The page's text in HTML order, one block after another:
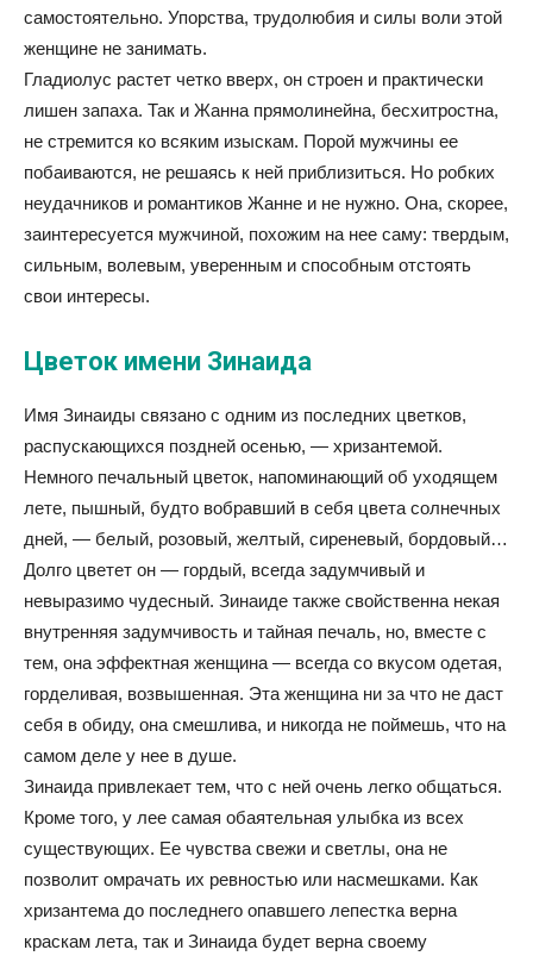
самостоятельно. Упорства, трудолюбия и силы воли этой
женщине не занимать.
Гладиолус растет четко вверх, он строен и практически
лишен запаха. Так и Жанна прямолинейна, бесхитростна,
не стремится ко всяким изыскам. Порой мужчины ее
побаиваются, не решаясь к ней приблизиться. Но робких
неудачников и романтиков Жанне и не нужно. Она, скорее,
заинтересуется мужчиной, похожим на нее саму: твердым,
сильным, волевым, уверенным и способным отстоять
свои интересы.
Цветок имени Зинаида
Имя Зинаиды связано с одним из последних цветков,
распускающихся поздней осенью, — хризантемой.
Немного печальный цветок, напоминающий об уходящем
лете, пышный, будто вобравший в себя цвета солнечных
дней, — белый, розовый, желтый, сиреневый, бордовый…
Долго цветет он — гордый, всегда задумчивый и
невыразимо чудесный. Зинаиде также свойственна некая
внутренняя задумчивость и тайная печаль, но, вместе с
тем, она эффектная женщина — всегда со вкусом одетая,
горделивая, возвышенная. Эта женщина ни за что не даст
себя в обиду, она смешлива, и никогда не поймешь, что на
самом деле у нее в душе.
Зинаида привлекает тем, что с ней очень легко общаться.
Кроме того, у лее самая обаятельная улыбка из всех
существующих. Ее чувства свежи и светлы, она не
позволит омрачать их ревностью или насмешками. Как
хризантема до последнего опавшего лепестка верна
краскам лета, так и Зинаида будет верна своему